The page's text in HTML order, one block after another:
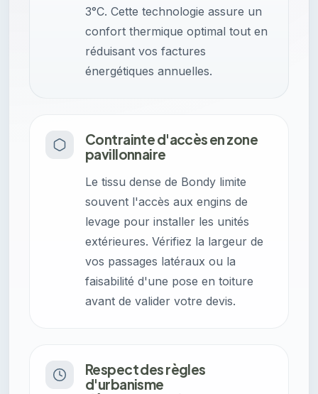
3°C. Cette technologie assure un
confort thermique optimal tout en
réduisant vos factures
énergétiques annuelles.
Contrainte d'accès en zone
pavillonnaire
Le tissu dense de Bondy limite
souvent l'accès aux engins de
levage pour installer les unités
extérieures. Vérifiez la largeur de
vos passages latéraux ou la
faisabilité d'une pose en toiture
avant de valider votre devis.
Respect des règles
d'urbanisme